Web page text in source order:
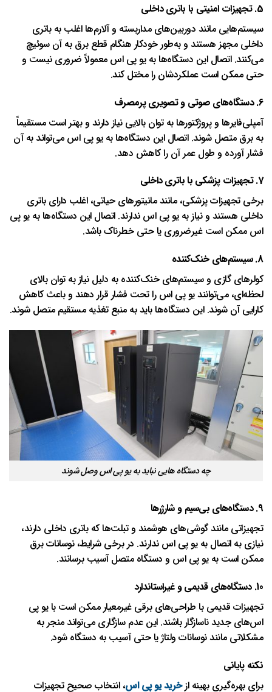
5. تجهیزات امنیتی با باتری داخلی
سیستم‌هایی مانند دوربین‌های مداربسته و آلارم‌ها اغلب به باتری
داخلی مجهز هستند و به‌طور خودکار هنگام قطع برق به آن سوئیچ
می‌کنند. اتصال این دستگاه‌ها به یو پی اس معمولاً ضروری نیست و
حتی ممکن است عملکردشان را مختل کند.
6. دستگاه‌های صوتی و تصویری پرمصرف
آمپلی‌فایرها و پروژکتورها به توان بالایی نیاز دارند و بهتر است مستقیماً
به برق متصل شوند. اتصال این دستگاه‌ها به یو پی اس می‌تواند به آن
فشار آورده و طول عمر آن را کاهش دهد.
7. تجهیزات پزشکی با باتری داخلی
برخی تجهیزات پزشکی، مانند مانیتورهای حیاتی، اغلب دارای باتری
داخلی هستند و نیاز به یو پی اس ندارند. اتصال این دستگاه‌ها به یو پی
اس ممکن است غیرضروری یا حتی خطرناک باشد.
8. سیستم‌های خنک‌کننده
کولرهای گازی و سیستم‌های خنک‌کننده به دلیل نیاز به توان بالای
لحظه‌ای، می‌توانند یو پی اس را تحت فشار قرار دهند و باعث کاهش
کارایی آن شوند. این دستگاه‌ها باید به منبع تغذیه مستقیم متصل شوند.
چه دستگاه هایی نباید به یو پی اس وصل شوند
9. دستگاه‌های بی‌سیم و شارژرها
تجهیزاتی مانند گوشی‌های هوشمند و تبلت‌ها که باتری داخلی دارند،
نیازی به اتصال به یو پی اس ندارند. در برخی شرایط، نوسانات برق
ممکن است به یو پی اس و دستگاه متصل آسیب برسانند.
10. دستگاه‌های قدیمی و غیراستاندارد
تجهیزات قدیمی با طراحی‌های برقی غیرمعیار ممکن است با یو پی
اس‌های جدید ناسازگار باشند. این عدم سازگاری می‌تواند منجر به
مشکلاتی مانند نوسانات ولتاژ یا حتی آسیب به دستگاه شود.
نکته پایانی
برای بهره‌گیری بهینه ازخرید یو پی اس، انتخاب صحیح تجهیزات